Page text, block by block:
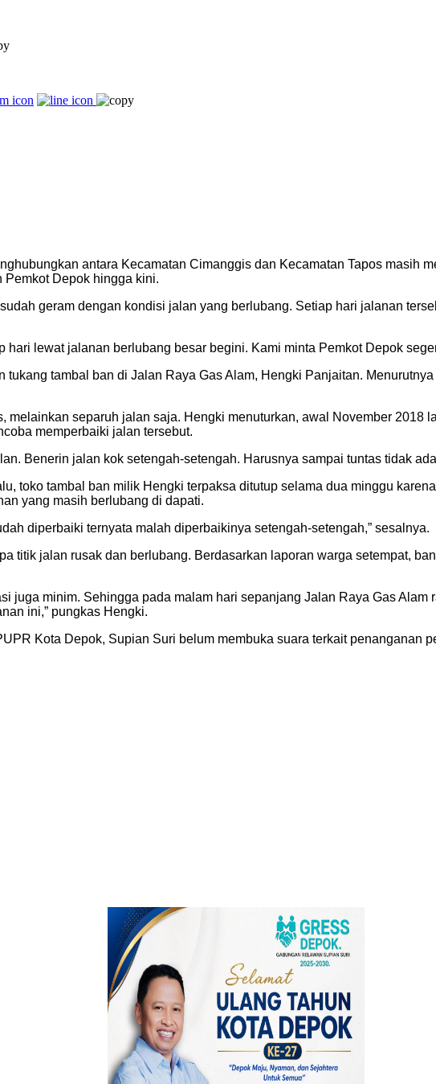
antara Kecamatan Cimanggis dan Kecamatan Tapos masih
Depok hingga kini.
geram dengan kondisi jalan yang berlubang. Setiap hari jalanan
hari lewat jalanan berlubang besar begini. Kami minta Pemkot Depok
tambal ban di Jalan Raya Gas Alam, Hengki Panjaitan.
melainkan separuh jalan saja. Hengki menuturkan, awal November 2018
memperbaiki jalan tersebut.
Benerin jalan kok setengah-setengah. Harusnya sampai tuntas tidak
toko tambal ban milik Hengki terpaksa ditutup selama dua minggu
yang masih berlubang di dapati.
diperbaiki ternyata malah diperbaikinya setengah-setengah,” sesalnya.
titik jalan rusak dan berlubang. Berdasarkan laporan warga setempat,
juga minim. Sehingga pada malam hari sepanjang Jalan Raya Gas Alam
ini,” pungkas Hengki.
Kota Depok, Supian Suri belum membuka suara terkait penanganan